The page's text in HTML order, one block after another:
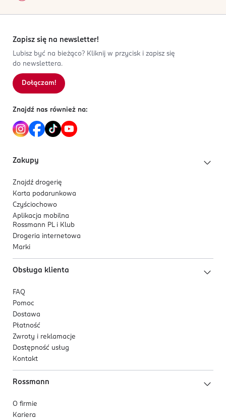
Zapisz się na newsletter!
Lubisz być na bieżąco? Kliknij w przycisk i zapisz się
do newslettera.
Dołączam!
Znajdź nas również na:
Zakupy
Znajdź drogerię
Karta podarunkowa
Czyściochowo
Aplikacja mobilna
Rossmann PL i Klub
Drogeria internetowa
Marki
Obsługa klienta
FAQ
Pomoc
Dostawa
Płatność
Zwroty i reklamacje
Dostępność usług
Kontakt
Rossmann
O firmie
Kariera